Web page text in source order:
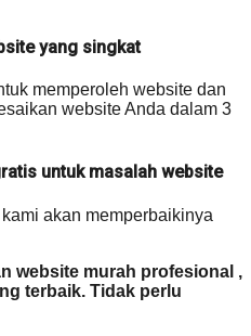
yang singkat
memperoleh website dan
website Anda dalam 3
untuk masalah website
akan memperbaikinya
website murah profesional ,
terbaik. Tidak perlu